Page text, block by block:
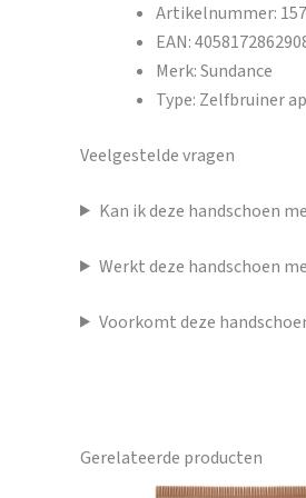
Artikelnummer:
EAN:
Merk: Sundance
Type: Zelfbruiner
Veelgestelde vragen
Kan ik deze handschoen
Werkt deze handschoen
Voorkomt deze
Gerelateerde producten